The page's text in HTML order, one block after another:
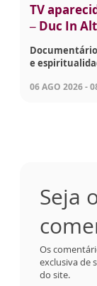
TV
– Duc In
e
06 AGO 2026 -
Seja
Os
exclusiva de
do site.